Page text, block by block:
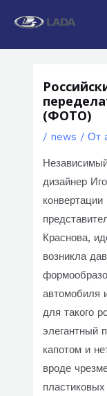
(ФОТО)
/ news / От
дизайнер
Краснова,
возникла
автомобиля
для такого
элегантный
капотом и
вроде